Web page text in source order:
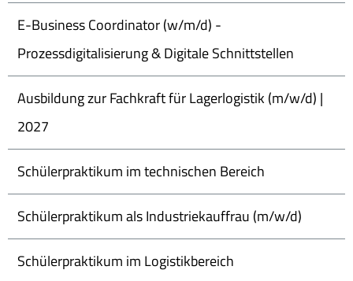
E-Business Coordinator (w/m/d) -
Prozessdigitalisierung & Digitale Schnittstellen
Ausbildung zur Fachkraft für Lagerlogistik (m/w/d) |
2027
Schülerpraktikum im technischen Bereich
Schülerpraktikum als Industriekauffrau (m/w/d)
Schülerpraktikum im Logistikbereich